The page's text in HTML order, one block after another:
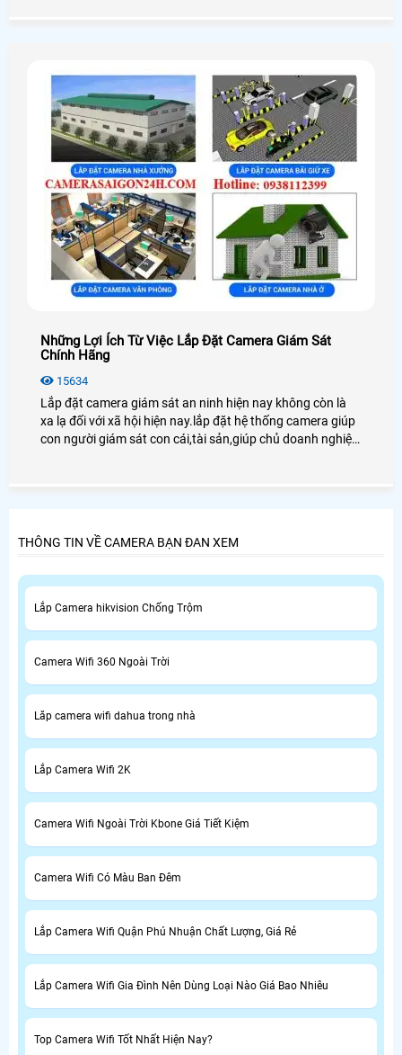
Những Lợi Ích Từ Việc Lắp Đặt Camera Giám Sát
Chính Hãng
15634
Lắp đặt camera giám sát an ninh hiện nay không còn là
xa lạ đối với xã hội hiện nay.lắp đặt hệ thống camera giúp
con người giám sát con cái,tài sản,giúp chủ doanh nghiệp
THÔNG TIN VỀ CAMERA BẠN ĐAN XEM
Lắp Camera hikvision Chống Trộm
Camera Wifi 360 Ngoài Trời
Lăp camera wifi dahua trong nhà
Lắp Camera Wifi 2K
Camera Wifi Ngoài Trời Kbone Giá Tiết Kiệm
Camera Wifi Có Màu Ban Đêm
Lắp Camera Wifi Quận Phú Nhuận Chất Lượng, Giá Rẻ
Lắp Camera Wifi Gia Đình Nên Dùng Loại Nào Giá Bao Nhiêu
Top Camera Wifi Tốt Nhất Hiện Nay?